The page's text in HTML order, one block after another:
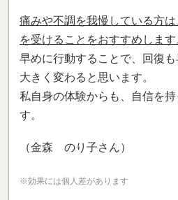
痛みや不調を我慢している方
を受けることをおすすめします
早めに行動することで、回復
大きく変わると思います。
私自身の体験からも、自信を
す。
（金森 のり子さん）
※効果には個人差があります